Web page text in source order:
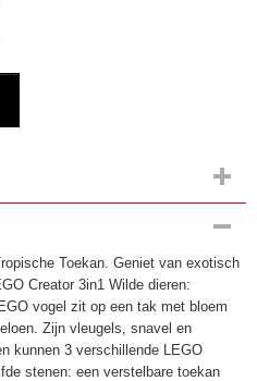
Toekan. Geniet van exotisch
Creator 3in1 Wilde dieren:
vogel zit op een tak met bloem
Zijn vleugels, snavel en
kunnen 3 verschillende LEGO
stenen: een verstelbare toekan